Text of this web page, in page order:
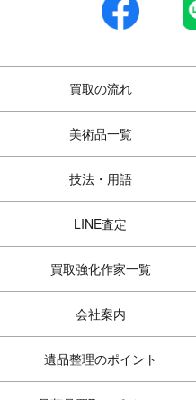
買取の流れ
美術品一覧
技法・用語
LINE査定
買取強化作家一覧
会社案内
遺品整理のポイント